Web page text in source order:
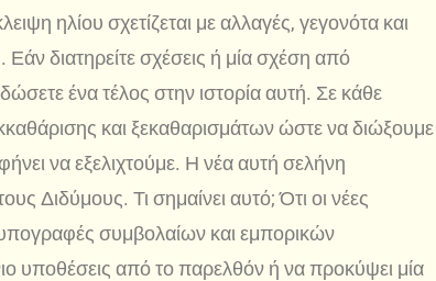
ηλίου σχετίζεται με αλλαγές, γεγονότα και
διατηρείτε σχέσεις ή μία σχέση από
ένα τέλος στην ιστορία αυτή. Σε κάθε
και ξεκαθαρισμάτων ώστε να διώξουμε
να εξελιχτούμε. Η νέα αυτή σελήνη
Διδύμους. Τι σημαίνει αυτό; Ότι οι νέες
συμβολαίων και εμπορικών
υποθέσεις από το παρελθόν ή να προκύψει μία